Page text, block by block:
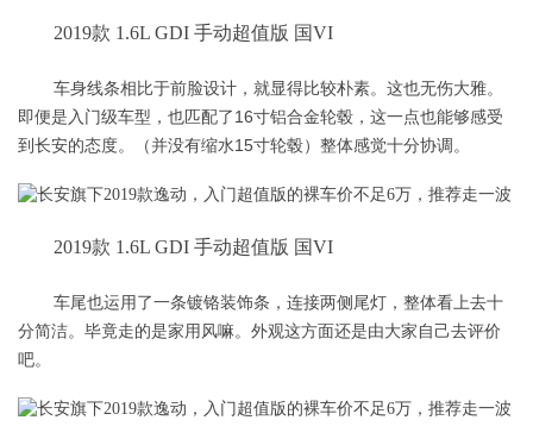
2019款 1.6L GDI 手动超值版 国VI
车身线条相比于前脸设计，就显得比较朴素。这也无伤大雅。
即便是入门级车型，也匹配了16寸铝合金轮毂，这一点也能够感受
到长安的态度。（并没有缩水15寸轮毂）整体感觉十分协调。
2019款 1.6L GDI 手动超值版 国VI
车尾也运用了一条镀铬装饰条，连接两侧尾灯，整体看上去十
分简洁。毕竟走的是家用风嘛。外观这方面还是由大家自己去评价
吧。